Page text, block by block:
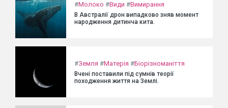
#Молоко #Види #Вимирання
В Австралії дрон випадково зняв момент
народження дитинча кита.
#Земля #Матерія #Біорізноманіття
Вчені поставили під сумнів теорії
походження життя на Землі.